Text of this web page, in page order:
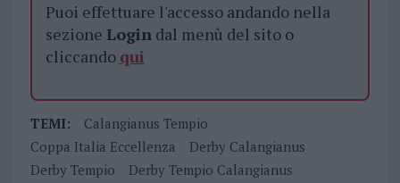
Puoi effettuare l'accesso andando nella
sezione Logindal menù del sito o
cliccando qui
TEMI:
Calangianus Tempio
Coppa Italia Eccellenza
Derby Calangianus
Derby Tempio
Derby Tempio Calangianus